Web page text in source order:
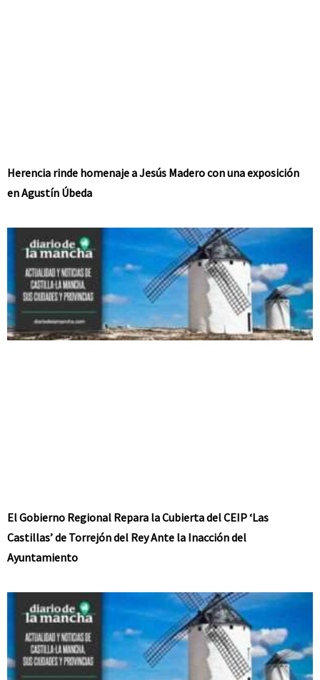
Herencia rinde homenaje a Jesús Madero con una exposición
en Agustín Úbeda
El Gobierno Regional Repara la Cubierta del CEIP ‘Las
Castillas’ de Torrejón del Rey Ante la Inacción del
Ayuntamiento